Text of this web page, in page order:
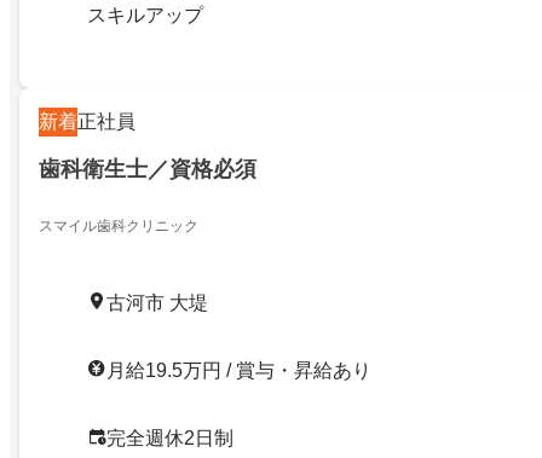
スキルアップ
新着正社員
歯科衛生士／資格必須
スマイル歯科クリニック
古河市 大堤
月給19.5万円 / 賞与・昇給あり
完全週休2日制